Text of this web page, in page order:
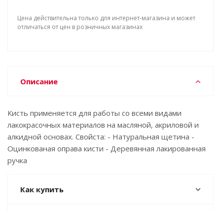
Цена действительна только для интернет-магазина и может
отличаться от цен в розничных магазинах
Описание
Кисть применяется для работы со всеми видами
лакокрасочных материалов на масляной, акриловой и
алкидной основах. Свойста: - Натуральная щетина -
Оцинкованая оправа кисти - Деревянная лакированная
ручка
Как купить